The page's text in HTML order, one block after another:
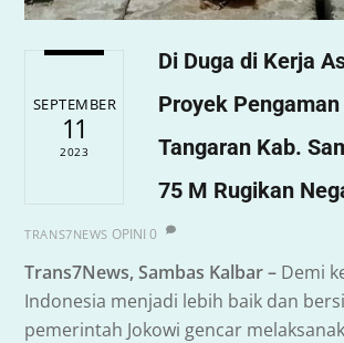
SEPTEMBER
11
2023
Di Duga di Kerja
Proyek
Tangaran Kab.
75 M Rugikan
TRANS7NEWS OPINI 0
Trans7News, Sambas Kalbar – Demi
Indonesia menjadi lebih baik dan
pemerintah Jokowi gencar